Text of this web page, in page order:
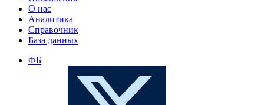
О нас
Аналитика
Справочник
База данных
ФБ